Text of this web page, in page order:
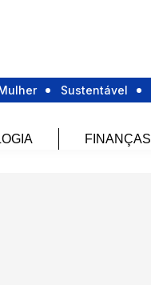
Sustentável
FINANÇAS